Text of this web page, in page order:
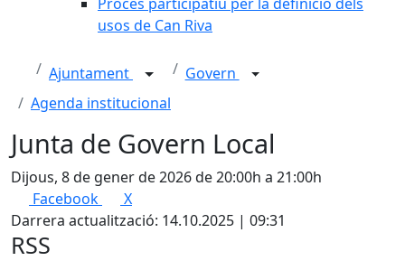
usos de Can Riva
Ajuntament
Govern
Agenda institucional
Junta de Govern Local
Dijous, 8 de gener de 2026 de 20:00h a 21:00h
Facebook
X
Darrera actualització: 14.10.2025 | 09:31
RSS